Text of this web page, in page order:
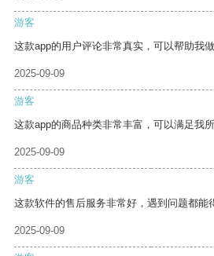
游客
这款app的用户评论非常真实，可以帮助我
2025-09-09
游客
这款app的商品种类非常丰富，可以满足我所
2025-09-09
游客
这款软件的售后服务非常好，遇到问题都能
2025-09-09